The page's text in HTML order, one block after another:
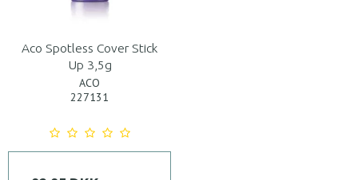
Aco Spotless Cover Stick
Up 3,5g
ACO
227131